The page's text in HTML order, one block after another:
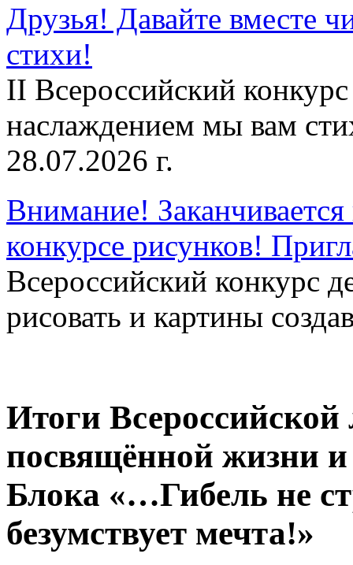
Друзья! Давайте вместе
стихи!
II Всероссийский
наслаждением мы вам
28.07.2026 г.
Внимание!
конкурсе рисунков!
Всероссийский конкурс
рисовать и картины
Итоги
посвящённой жизни и
Блока «…Гибель не
безумствует мечта!»